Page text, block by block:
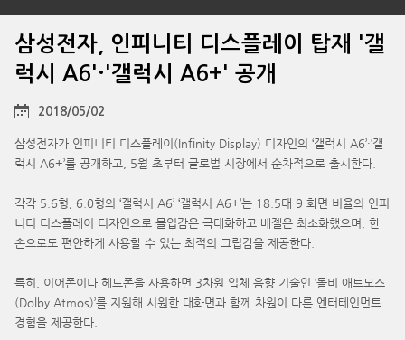
삼성전자, 인피니티 디스플레이 탑재 '갤
럭시 A6'·'갤럭시 A6+' 공개
2018/05/02
삼성전자가 인피니티 디스플레이(Infinity Display) 디자인의 ‘갤럭시 A6’·‘갤
럭시 A6+’를 공개하고, 5월 초부터 글로벌 시장에서 순차적으로 출시한다.
각각 5.6형, 6.0형의 ‘갤럭시 A6’·‘갤럭시 A6+’는 18.5대 9 화면 비율의 인피
니티 디스플레이 디자인으로 몰입감은 극대화하고 베젤은 최소화했으며, 한
손으로도 편안하게 사용할 수 있는 최적의 그립감을 제공한다.
특히, 이어폰이나 헤드폰을 사용하면 3차원 입체 음향 기술인 ‘돌비 애트모스
(Dolby Atmos)’를 지원해 시원한 대화면과 함께 차원이 다른 엔터테인먼트
경험을 제공한다.